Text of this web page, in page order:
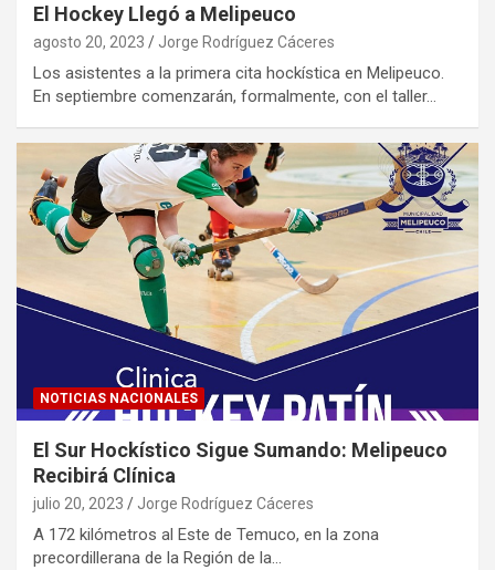
El Hockey Llegó a Melipeuco
agosto 20, 2023 Jorge Rodríguez Cáceres
Los asistentes a la primera cita hockística en Melipeuco.
En septiembre comenzarán, formalmente, con el taller…
NOTICIAS NACIONALES
El Sur Hockístico Sigue Sumando: Melipeuco
Recibirá Clínica
julio 20, 2023 Jorge Rodríguez Cáceres
A 172 kilómetros al Este de Temuco, en la zona
precordillerana de la Región de la…